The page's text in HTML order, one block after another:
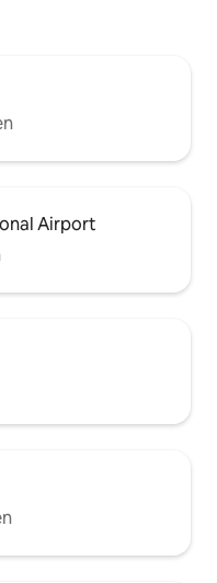
Airport